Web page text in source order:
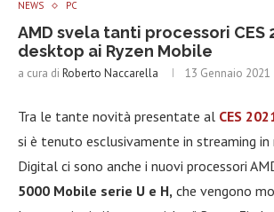
NEWS PC
AMD svela tanti processori CES
desktop ai Ryzen Mobile
a cura di Roberto Naccarella 13 Gennaio 2021
Tra le tante novità presentate al CES
si è tenuto esclusivamente in streaming
Digital ci sono anche i nuovi processori
5000 Mobile serie U e H, che vengono